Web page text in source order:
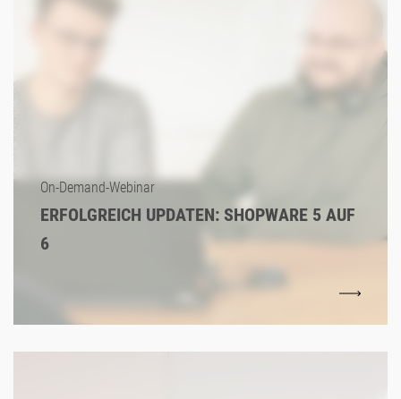
On-Demand-Webinar
ERFOLGREICH UPDATEN: SHOPWARE 5 AUF
6